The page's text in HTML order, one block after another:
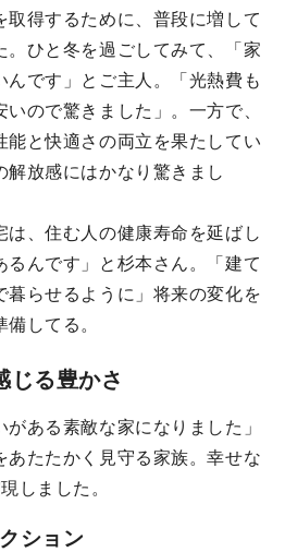
得するために、普段に増して
。ひと冬を過ごしてみて、「家
んです」とご主人。「光熱費も
ので驚きました」。一方で、
能と快適さの両立を果たしてい
解放感にはかなり驚きまし
、住む人の健康寿命を延ばし
るんです」と杉本さん。「建て
暮らせるように」将来の変化を
してる。
じる豊かさ
がある素敵な家になりました」
あたたかく見守る家族。幸せな
しました。
ション